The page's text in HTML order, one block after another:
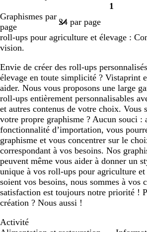
Page
1
Graphismes par
page
roll-ups pour agriculture et élevage :
vision.
Envie de créer des roll-ups
élevage en toute simplicité ? Vistaprint
aider. Nous vous proposons une large
roll-ups entièrement personnalisables
et autres contenus de votre choix. Vous
votre propre graphisme ? Aucun souci :
fonctionnalité d’importation, vous
graphisme et vous concentrer sur le
correspondant à vos besoins. Nos
peuvent même vous aider à donner un
unique à vos roll-ups pour agriculture et
soient vos besoins, nous sommes à vos
satisfaction est toujours notre priorité !
création ? Nous aussi !
Activité